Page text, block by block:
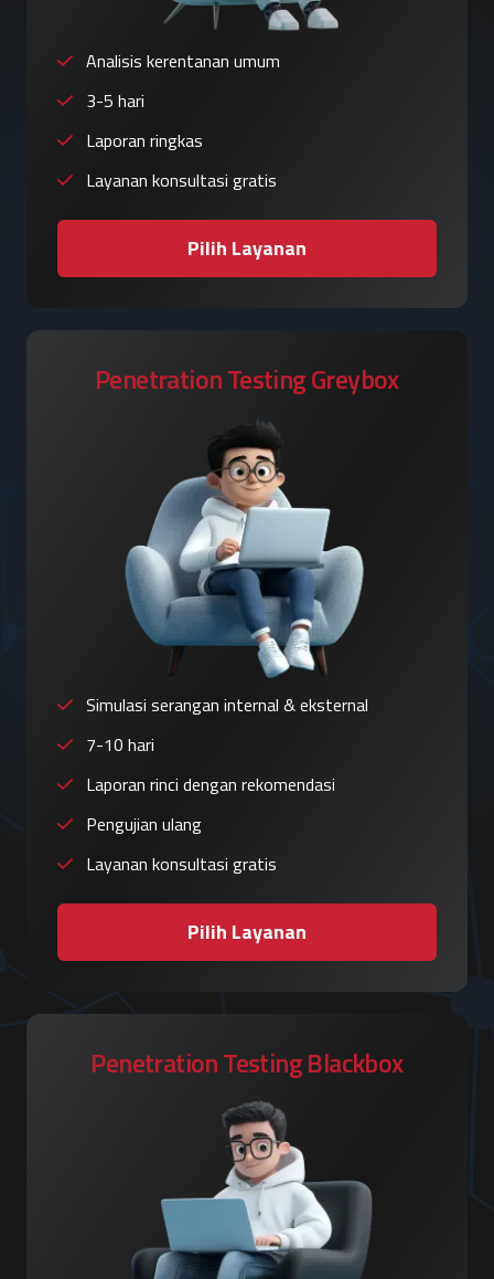
Analisis kerentanan umum
3-5 hari
Laporan ringkas
Layanan konsultasi gratis
Pilih Layanan
Penetration Testing Greybox
Simulasi serangan internal & eksternal
7-10 hari
Laporan rinci dengan rekomendasi
Pengujian ulang
Layanan konsultasi gratis
Pilih Layanan
Penetration Testing Blackbox